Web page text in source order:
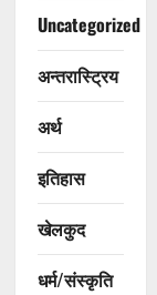
Uncategorized
अन्तरास्ट्रिय
अर्थ
इतिहास
खेलकुद
धर्म/संस्कृति